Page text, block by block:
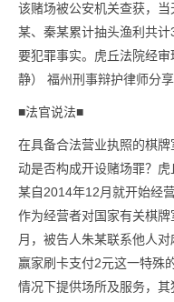
该赌场被公安机关查获，
某、秦某累计抽头渔利共
要犯罪事实。虎丘法院经
静） 福州刑事辩护律师分享
■法官说法■
在具备合法营业执照的棋
动是否构成开设赌场罪？
某自2014年12月就开始经
作为经营者对国家有关棋
月，被告人朱某联系他人
赢家刷卡支付2元这一特殊
情况下提供场所及服务，